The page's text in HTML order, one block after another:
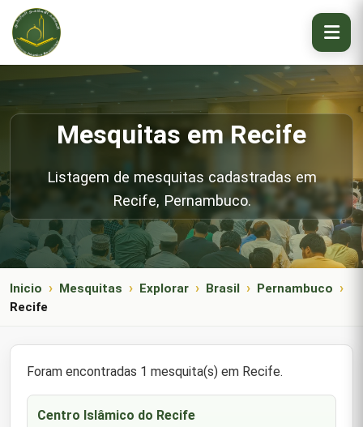
Mesquitas em Recife
Listagem de mesquitas cadastradas em
Recife, Pernambuco.
Inicio Mesquitas Explorar Brasil
Pernambuco
Recife
Foram encontradas 1 mesquita(s) em Recife.
Centro Islâmico do Recife